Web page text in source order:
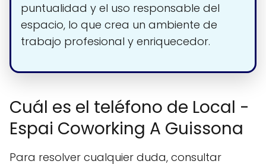
puntualidad y el uso responsable del
espacio, lo que crea un ambiente de
trabajo profesional y enriquecedor.
Cuál es el teléfono de Local -
Espai Coworking A Guissona
Para resolver cualquier duda, consultar